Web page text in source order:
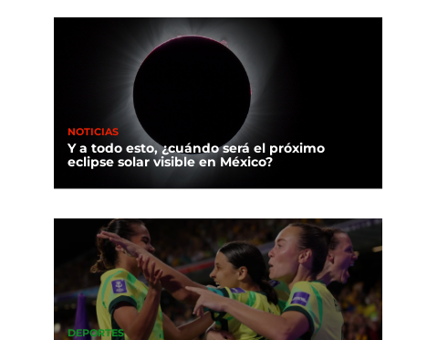
NOTICIAS
Y a todo esto, ¿cuándo será el próximo
eclipse solar visible en México?
DEPORTES